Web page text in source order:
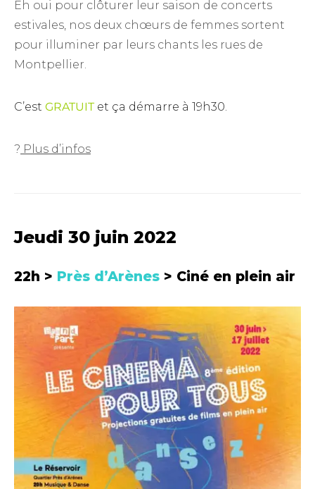
Eh oui pour clôturer leur saison de concerts
estivales, nos deux chœurs de femmes sortent
pour illuminer par leurs chants les rues de
Montpellier.
C’est GRATUIT et ça démarre à 19h30.
? Plus d’infos
Jeudi 30 juin 2022
22h > Près d’Arènes > Ciné en plein air